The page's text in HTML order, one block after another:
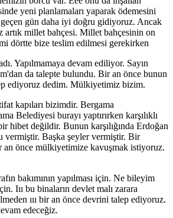
yeni planlamaları yaparak ödemesini
gün daha iyi doğru gidiyoruz. Ancak
millet bahçesi. Millet bahçesinin on
dörtte bize teslim edilmesi gerekirken
Yapılmamaya devam ediliyor. Sayın
da talepte bulundu. Bir an önce bunun
ediyoruz dedim. Mülkiyetimiz bizim.
kapıları bizimdir. Bergama
Belediyesi burayı yaptırırken karşılıklı
hibet değildir. Bunun karşılığında Erdoğan
vermiştir. Başka şeyler vermiştir. Bir
an önce mülkiyetimize kavuşmak istiyoruz.
bakımının yapılması için. Ne bileyim
Iıı bu binaların devlet malı zarara
ııı bir an önce devrini talep ediyoruz.
edeceğiz.